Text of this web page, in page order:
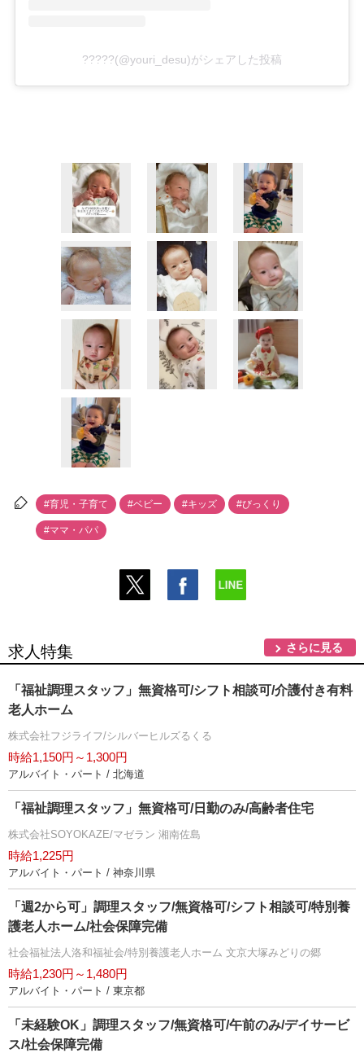
?????(@youri_desu)がシェアした投稿
#育児・子育て #ベビー #キッズ #びっくり
#ママ・パパ
求人特集 さらに見る
「福祉調理スタッフ」無資格可/シフト相談可/介護付き有料
老人ホーム
株式会社フジライフ/シルバーヒルズるくる
時給1,150円～1,300円
アルバイト・パート / 北海道
「福祉調理スタッフ」無資格可/日勤のみ/高齢者住宅
株式会社SOYOKAZE/マゼラン 湘南佐島
時給1,225円
アルバイト・パート / 神奈川県
「週2から可」調理スタッフ/無資格可/シフト相談可/特別養
護老人ホーム/社会保障完備
社会福祉法人洛和福祉会/特別養護老人ホーム 文京大塚みどりの郷
時給1,230円～1,480円
アルバイト・パート / 東京都
「未経験OK」調理スタッフ/無資格可/午前のみ/デイサービ
ス/社会保障完備